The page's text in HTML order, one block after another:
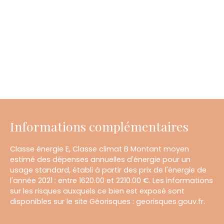
Informations complémentaires
Classe énergie E, Classe climat B Montant moyen
estimé des dépenses annuelles d'énergie pour un
usage standard, établi à partir des prix de l'énergie de
l'année 2021 : entre 1620.00 et 2210.00 €. Les informations
sur les risques auxquels ce bien est exposé sont
disponibles sur le site Géorisques : georisques.gouv.fr.